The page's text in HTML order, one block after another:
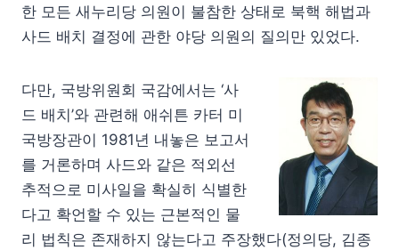
한 모든 새누리당 의원이 불참한 상태로 북핵 해법과
사드 배치 결정에 관한 야당 의원의 질의만 있었다.
다만, 국방위원회 국감에서는 ‘사
드 배치’와 관련해 애쉬튼 카터 미
국방장관이 1981년 내놓은 보고서
를 거론하며 사드와 같은 적외선
추적으로 미사일을 확실히 식별한
다고 확언할 수 있는 근본적인 물
리 법칙은 존재하지 않는다고 주장했다(정의당, 김종